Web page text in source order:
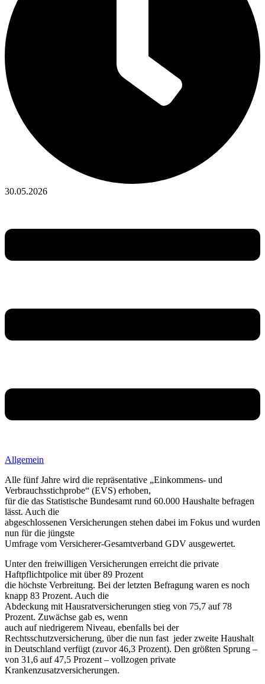
30.05.2026
Allgemein
Alle fünf Jahre wird die repräsentative „Einkommens- und
Verbrauchsstichprobe“ (EVS) erhoben,
für die das Statistische Bundesamt rund 60.000 Haushalte befragen
lässt. Auch die
abgeschlossenen Versicherungen stehen dabei im Fokus und wurden
nun für die jüngste
Umfrage vom Versicherer-Gesamtverband GDV ausgewertet.
Unter den freiwilligen Versicherungen erreicht die private
Haftpflichtpolice mit über 89 Prozent
die höchste Verbreitung. Bei der letzten Befragung waren es noch
knapp 83 Prozent. Auch die
Abdeckung mit Hausratversicherungen stieg von 75,7 auf 78
Prozent. Zuwächse gab es, wenn
auch auf niedrigerem Niveau, ebenfalls bei der
Rechtsschutzversicherung, über die nun fast jeder zweite Haushalt
in Deutschland verfügt (zuvor 46,3 Prozent). Den größten Sprung –
von 31,6 auf 47,5 Prozent – vollzogen private
Krankenzusatzversicherungen.